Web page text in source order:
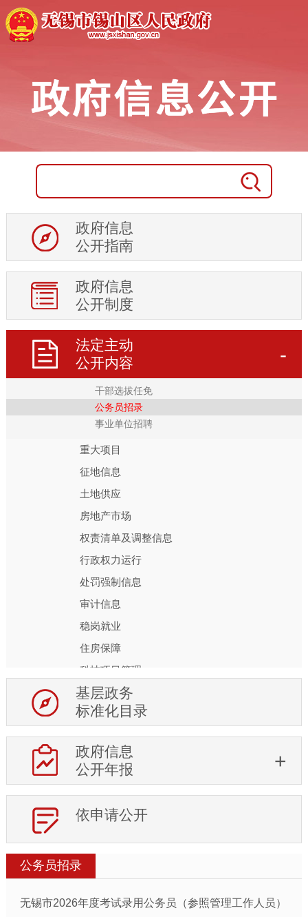
政府信息
公开指南
政府信息
公开制度
法定主动
公开内容
重大决策预公开
财政信息
年度专项资金项目指南
政府采购
重点工作
统计信息
人事信息
干部选拔任免
公务员招录
事业单位招聘
重大项目
征地信息
土地供应
房地产市场
权责清单及调整信息
行政权力运行
处罚强制信息
审计信息
稳岗就业
住房保障
科技项目管理
行政事业性收费
生态环境
安全生产
食品药品安全
社会救助
应急管理
教育信息
医疗卫生
基层政务
标准化目录
政府信息
公开年报
依申请公开
公务员招录
无锡市2026年度考试录用公务员（参照管理工作人员）